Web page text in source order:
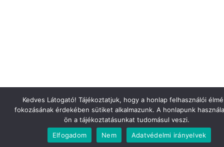
Kedves Látogató! Tájékoztatjuk, hogy a honlap felhasználói
fokozásának érdekében sütiket alkalmazunk. A honlapunk
ön a tájékoztatásunkat tudomásul veszi.
Elfogadom
Nem Adatvédelmi irányelvek